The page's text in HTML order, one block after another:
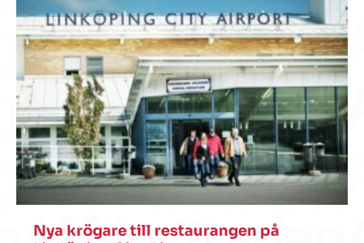
Nya krögare till restaurangen på